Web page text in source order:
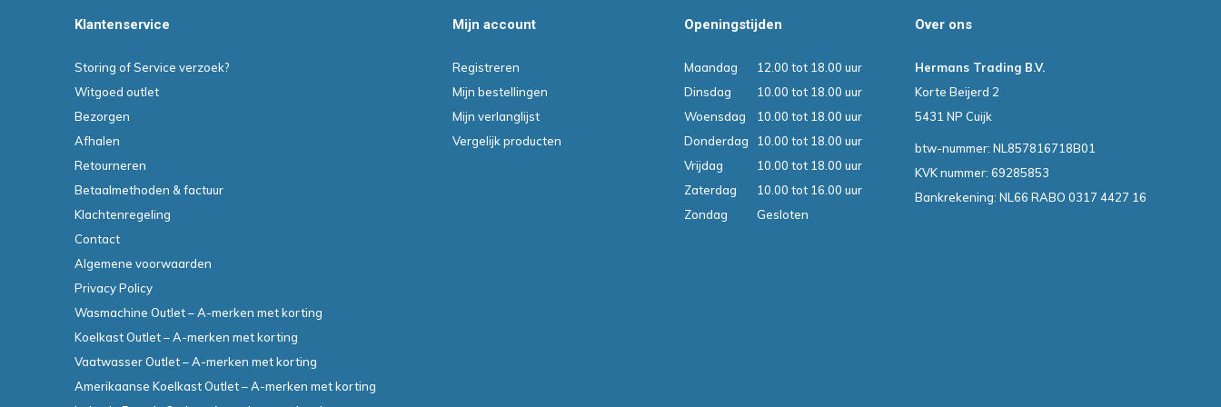
Klantenservice
Storing of Service verzoek?
Witgoed outlet
Bezorgen
Afhalen
Retourneren
Betaalmethoden & factuur
Klachtenregeling
Contact
Algemene voorwaarden
Privacy Policy
Wasmachine Outlet – A-merken met korting
Koelkast Outlet – A-merken met korting
Vaatwasser Outlet – A-merken met korting
Amerikaanse Koelkast Outlet – A-merken met korting
Mijn account
Registreren
Mijn bestellingen
Mijn verlanglijst
Vergelijk producten
Openingstijden
Maandag
12.00 tot 18.00 uur
Dinsdag
10.00 tot 18.00 uur
Woensdag
10.00 tot 18.00 uur
Donderdag
10.00 tot 18.00 uur
Vrijdag
10.00 tot 18.00 uur
Zaterdag
10.00 tot 16.00 uur
Zondag
Gesloten
Over ons
Hermans Trading B.V.
Korte Beijerd 2
5431 NP Cuijk
btw-nummer: NL857816718B01
KVK nummer: 69285853
Bankrekening: NL66 RABO 0317 4427 16